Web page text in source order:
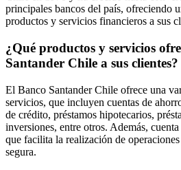
principales bancos del país, ofreciendo
productos y servicios financieros a sus
¿Qué productos y servicios
Santander Chile a sus clientes?
El Banco Santander Chile ofrece una
servicios, que incluyen cuentas de
de crédito, préstamos hipotecarios,
inversiones, entre otros. Además,
que facilita la realización de
segura.